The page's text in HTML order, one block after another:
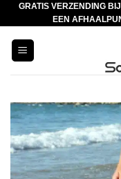
naar
inhoud
GRATIS VERZENDING
EEN